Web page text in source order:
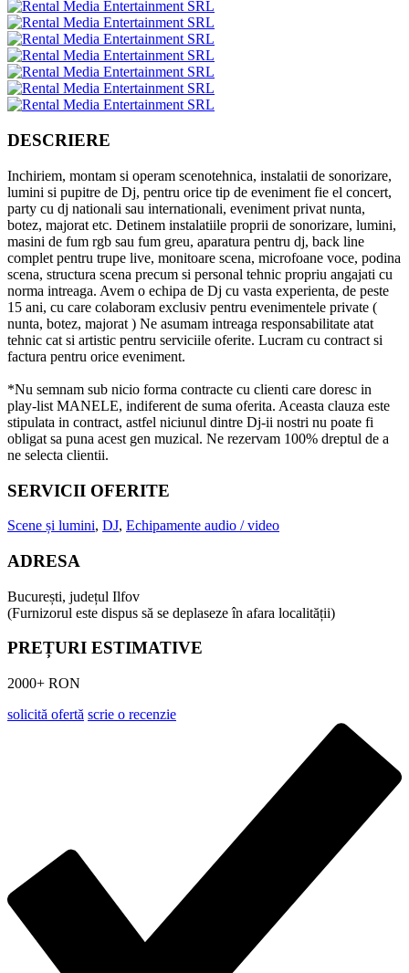
DESCRIERE
Inchiriem, montam si operam scenotehnica, instalatii de sonorizare,
lumini si pupitre de Dj, pentru orice tip de eveniment fie el concert,
party cu dj nationali sau internationali, eveniment privat nunta,
botez, majorat etc. Detinem instalatiile proprii de sonorizare, lumini,
masini de fum rgb sau fum greu, aparatura pentru dj, back line
complet pentru trupe live, monitoare scena, microfoane voce, podina
scena, structura scena precum si personal tehnic propriu angajati cu
norma intreaga. Avem o echipa de Dj cu vasta experienta, de peste
15 ani, cu care colaboram exclusiv pentru evenimentele private (
nunta, botez, majorat ) Ne asumam intreaga responsabilitate atat
tehnic cat si artistic pentru serviciile oferite. Lucram cu contract si
factura pentru orice eveniment.
*Nu semnam sub nicio forma contracte cu clienti care doresc in
play-list MANELE, indiferent de suma oferita. Aceasta clauza este
stipulata in contract, astfel niciunul dintre Dj-ii nostri nu poate fi
obligat sa puna acest gen muzical. Ne rezervam 100% dreptul de a
ne selecta clientii.
SERVICII OFERITE
Scene și lumini, DJ, Echipamente audio / video
ADRESA
București, județul Ilfov
(Furnizorul este dispus să se deplaseze în afara localității)
PREȚURI ESTIMATIVE
2000+ RON
solicită ofertă scrie o recenzie